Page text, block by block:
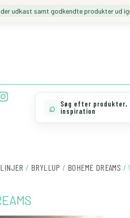
udkast samt godkendte produkter ud
I
n
a
⌕
Søg efter produkter,
inspiration
/ BRYLLUP / BOHEME DREAMS /